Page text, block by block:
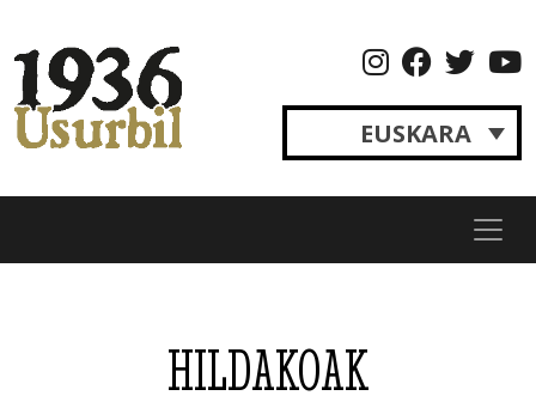
to
content
EUSKARA
HILDAKOAK